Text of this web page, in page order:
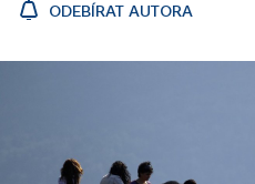
ODEBÍRAT AUTORA